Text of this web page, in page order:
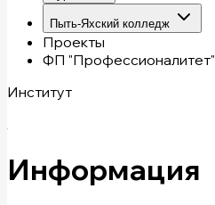
Пыть-Яхский колледж
Проекты
ФП "Профессионалитет"
Институт
Информация